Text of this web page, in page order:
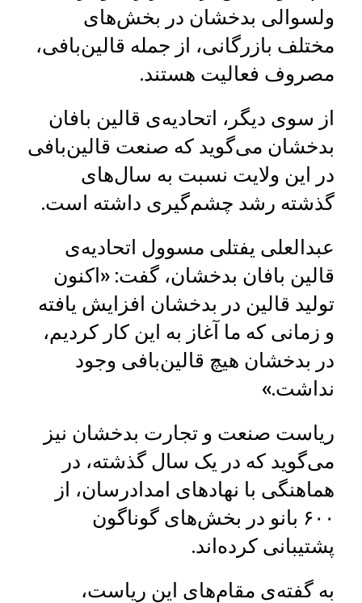
ولسوالی بدخشان در بخش‌های
مختلف بازرگانی، از جمله قالین‌بافی،
مصروف فعالیت هستند.
از سوی دیگر، اتحادیه‌ی قالین‌ بافان
بدخشان می‌گوید که صنعت قالین‌بافی
در این ولایت نسبت به سال‌های
گذشته رشد چشم‌گیری داشته است.
عبدالعلی یفتلی مسوول اتحادیه‌ی
قالین‌ بافان بدخشان، گفت: «اکنون
تولید قالین در بدخشان افزایش یافته
و زمانی که ما آغاز به این کار کردیم،
در بدخشان هیچ قالین‌بافی وجود
نداشت.»
ریاست صنعت و تجارت بدخشان نیز
می‌گوید که در یک سال گذشته، در
هماهنگی با نهادهای امدادرسان، از
۶۰۰ بانو در بخش‌های گوناگون
پشتیبانی کرده‌اند.
به گفته‌ی مقام‌های این ریاست،